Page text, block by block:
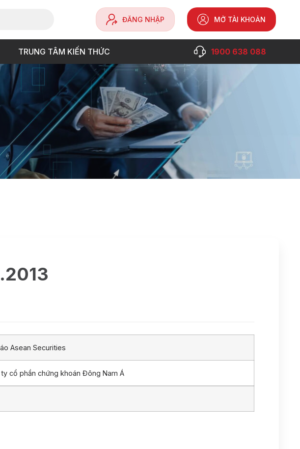
ĐĂNG NHẬP MỞ TÀI KHOẢN
TRUNG TÂM KIẾN THỨC 1900 638 088
Asean Securities
cổ phần chứng khoán Đông Nam Á